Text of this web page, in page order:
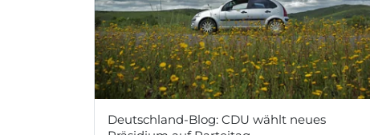
Deutschland-Blog: CDU wählt neues